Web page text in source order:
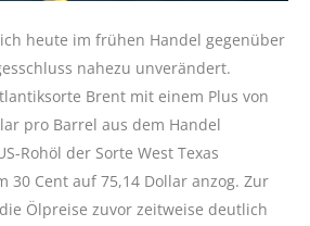
heute im frühen Handel gegenüber
nahezu unverändert.
Brent mit einem Plus von
pro Barrel aus dem Handel
Rohöl der Sorte West Texas
30 Cent auf 75,14 Dollar anzog. Zur
Ölpreise zuvor zeitweise deutlich